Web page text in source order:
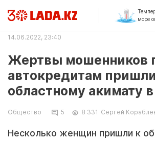
море
14.06.2022, 23:40
Жертвы мошенников
автокредитам
областному акимату
Общество 5 8 331 Сергей
Несколько женщин пришли к